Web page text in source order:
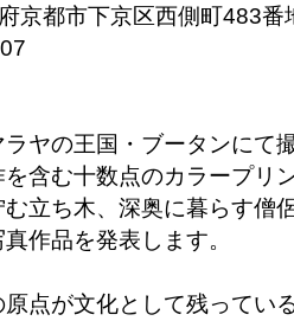
京都市下京区西側町483番
ヤの王国・ブータンにて
を含む十数点のカラープリ
立ち木、深奥に暮らす僧
作品を発表します。
点が文化として残ってい